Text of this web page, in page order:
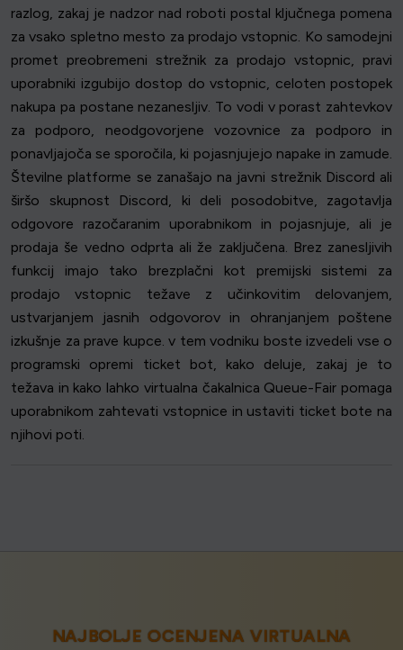
razlog, zakaj je nadzor nad roboti postal ključnega pomena
za vsako spletno mesto za prodajo vstopnic. Ko samodejni
promet preobremeni strežnik za prodajo vstopnic, pravi
uporabniki izgubijo dostop do vstopnic, celoten postopek
nakupa pa postane nezanesljiv. To vodi v porast zahtevkov
za podporo, neodgovorjene vozovnice za podporo in
ponavljajoča se sporočila, ki pojasnjujejo napake in zamude.
Številne platforme se zanašajo na javni strežnik Discord ali
širšo skupnost Discord, ki deli posodobitve, zagotavlja
odgovore razočaranim uporabnikom in pojasnjuje, ali je
prodaja še vedno odprta ali že zaključena. Brez zanesljivih
funkcij imajo tako brezplačni kot premijski sistemi za
prodajo vstopnic težave z učinkovitim delovanjem,
ustvarjanjem jasnih odgovorov in ohranjanjem poštene
izkušnje za prave kupce. v tem vodniku boste izvedeli vse o
programski opremi ticket bot, kako deluje, zakaj je to
težava in kako lahko virtualna čakalnica Queue-Fair pomaga
uporabnikom zahtevati vstopnice in ustaviti ticket bote na
njihovi poti.
NAJBOLJE OCENJENA VIRTUALNA